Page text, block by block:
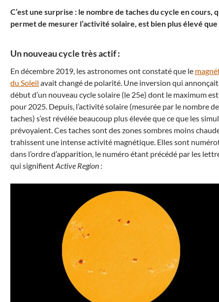
C’est une surprise : le nombre de taches du cycle en cours,
permet de mesurer l’activité solaire, est bien plus élevé
Un nouveau cycle très actif :
En décembre 2019, les astronomes ont constaté que le
du Soleil avait changé de polarité. Une inversion qui
début d’un nouveau cycle solaire (le 25e) dont le maximum
pour 2025. Depuis, l’activité solaire (mesurée par le nombre de
taches) s’est révélée beaucoup plus élevée que ce que les
prévoyaient. Ces taches sont des zones sombres moins
trahissent une intense activité magnétique. Elles sont
dans l’ordre d’apparition, le numéro étant précédé par les
qui signifientActive Region :